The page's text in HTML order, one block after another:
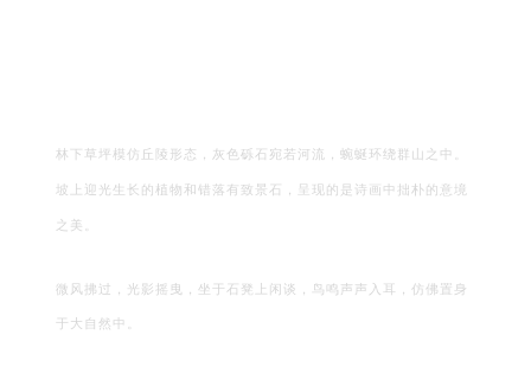
林下草坪模仿丘陵形态，灰色砾石宛若河流，蜿蜒环绕群山之中。
坡上迎光生长的植物和错落有致景石，呈现的是诗画中拙朴的意境
之美。
微风拂过，光影摇曳，坐于石凳上闲谈，鸟鸣声声入耳，仿佛置身
于大自然中。